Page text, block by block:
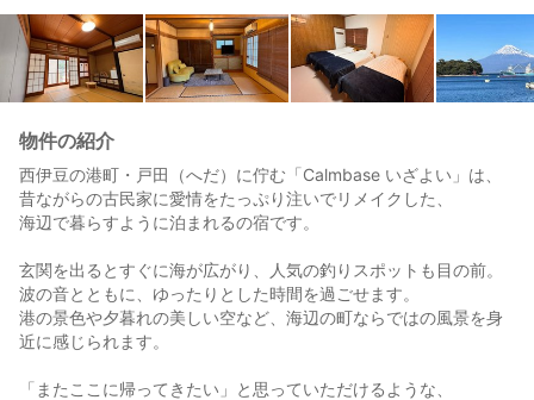
物件の紹介
西伊豆の港町・戸田（へだ）に佇む「Calmbase いざよい」は、
昔ながらの古民家に愛情をたっぷり注いでリメイクした、
海辺で暮らすように泊まれるの宿です。
玄関を出るとすぐに海が広がり、人気の釣りスポットも目の前。
波の音とともに、ゆったりとした時間を過ごせます。
港の景色や夕暮れの美しい空など、海辺の町ならではの風景を身
近に感じられます。
「またここに帰ってきたい」と思っていただけるような、